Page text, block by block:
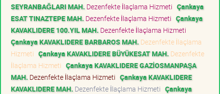
SEYRANBAĞLARI MAH. Dezenfekte İlaçlama Hizmeti Çankaya
ESAT TINAZTEPE MAH. Dezenfekte İlaçlama Hizmeti Çankaya
KAVAKLIDERE 100.YIL MAH. Dezenfekte İlaçlama Hizmeti
Çankaya KAVAKLIDERE BARBAROS MAH. Dezenfekte İlaçlama
Hizmeti Çankaya KAVAKLIDERE BÜYÜKESAT MAH. Dezenfekte
İlaçlama Hizmeti Çankaya KAVAKLIDERE GAZİOSMANPAŞA
MAH. Dezenfekte İlaçlama Hizmeti Çankaya KAVAKLIDERE
KAVAKLIDERE MAH. Dezenfekte İlaçlama Hizmeti Çankaya